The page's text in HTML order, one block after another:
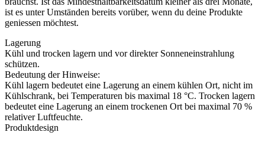
ist es unter Umständen bereits vorüber, wenn du deine Produkte
geniessen möchtest.
Lagerung
Kühl und trocken lagern und vor direkter Sonneneinstrahlung
schützen.
Bedeutung der Hinweise:
Kühl lagern bedeutet eine Lagerung an einem kühlen Ort, nicht im
Kühlschrank, bei Temperaturen bis maximal 18 °C. Trocken lagern
bedeutet eine Lagerung an einem trockenen Ort bei maximal 70 %
relativer Luftfeuchte.
Produktdesign